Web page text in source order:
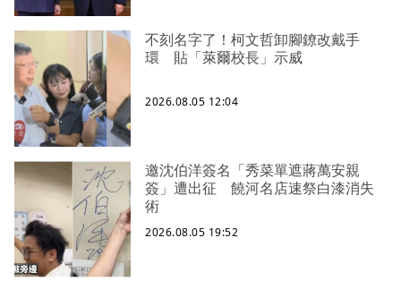
不刻名字了！柯文哲卸腳鐐改戴手
環 貼「萊爾校長」示威
2026.08.05 12:04
邀沈伯洋簽名「秀菜單遮蔣萬安親
簽」遭出征 饒河名店速祭白漆消失
術
2026.08.05 19:52